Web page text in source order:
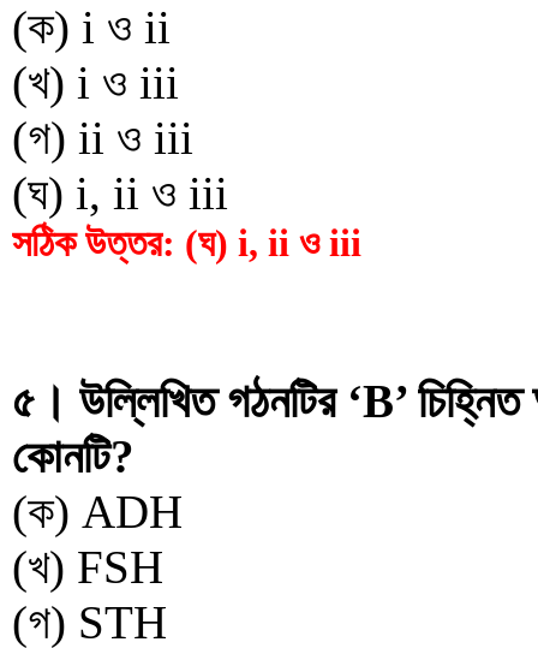
(ক) i ও ii
(খ) i ও iii
(গ) ii ও iii
(ঘ) i, ii ও iii
সঠিক উত্তর: (ঘ) i, ii ও iii
৫। উল্লিখিত গঠনটির ‘B’ চিহ্নিত
কোনটি?
(ক) ADH
(খ) FSH
(গ) STH